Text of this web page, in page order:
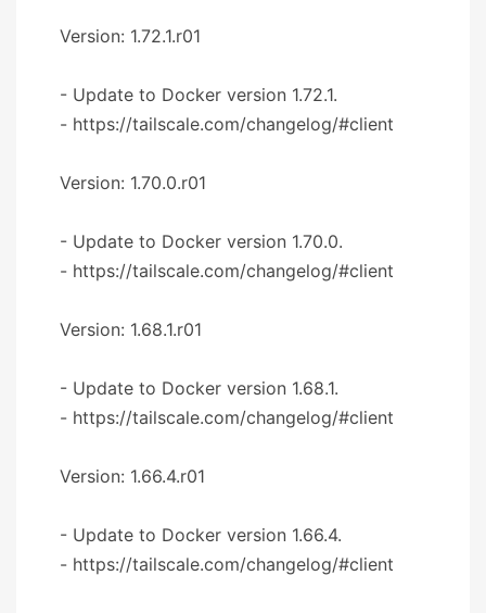
Version: 1.72.1.r01
- Update to Docker version 1.72.1.
- https://tailscale.com/changelog/#client
Version: 1.70.0.r01
- Update to Docker version 1.70.0.
- https://tailscale.com/changelog/#client
Version: 1.68.1.r01
- Update to Docker version 1.68.1.
- https://tailscale.com/changelog/#client
Version: 1.66.4.r01
- Update to Docker version 1.66.4.
- https://tailscale.com/changelog/#client